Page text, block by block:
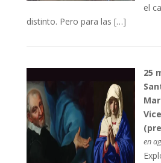
el
distinto. Pero para las […]
25
en